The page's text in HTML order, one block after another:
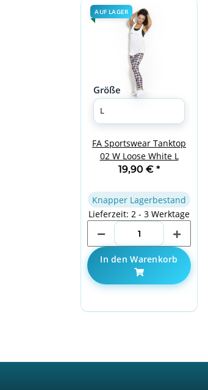
AUF LAGER
Größe
FA Sportswear Tanktop
02 W Loose White L
19,90 € *
Knapper Lagerbestand
Lieferzeit: 2 - 3 Werktage
In den Warenkorb